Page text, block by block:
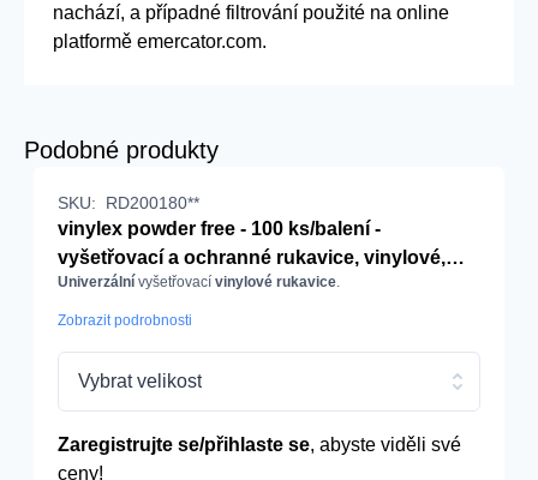
nachází, a případné filtrování použité na online
platformě emercator.com.
Podobné produkty
SKU: RD200180**
vinylex powder free - 100 ks/balení -
vyšetřovací a ochranné rukavice, vinylové,
nepudrované, transparentní
Univerzální vyšetřovací vinylové rukavice
Zobrazit podrobnosti
Vybrat velikost
Zaregistrujte se/přihlaste se, abyste viděli své
ceny!